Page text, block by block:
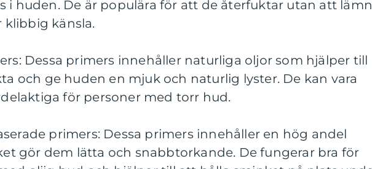
i huden. De är populära för att de återfuktar utan att
klibbig känsla.
Dessa primers innehåller naturliga oljor som hjälper till
och ge huden en mjuk och naturlig lyster. De kan vara
för personer med torr hud.
primers: Dessa primers innehåller en hög andel
gör dem lätta och snabbtorkande. De fungerar bra för